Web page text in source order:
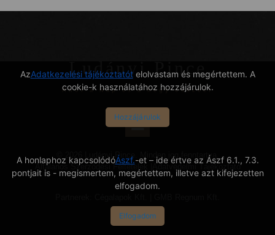
Ludányi Pince
Ahol a Nap és a hegy összeér
© 2026 Ludányi Pince. Minden jog fenntartva.
Általános Szerződési Feltételek
AzAdatkezelési tájékoztatótelolvastam és megértettem. A
cookie-k használatához hozzájárulok.
Hozzájárulok
A honlaphoz kapcsolódóÁszf.-et – ide értve az Ászf 6.1., 7.3.
pontjait is - megismertem, megértettem, illetve azt kifejezetten
elfogadom.
Elfogadom